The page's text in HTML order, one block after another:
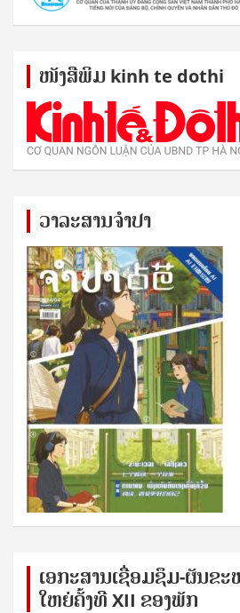
ໜັງ​ສື​ພິມ kinh te dothi
ວາລະສານຈຳປາ
ເອກ​ະ​ສານ​ເຊ​ື່ອມ​ຊ​ຶມ-ຜັນ​ຂ
ໃຫຍ່​ຄັ້ງ​ທີ XII ຂອງ​ພັກ